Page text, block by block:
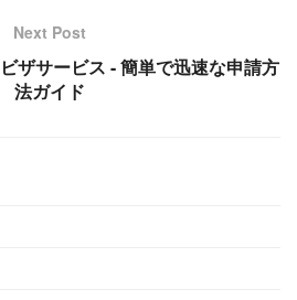
Next Post
ザサービス - 簡単で迅速な申請方
法ガイド